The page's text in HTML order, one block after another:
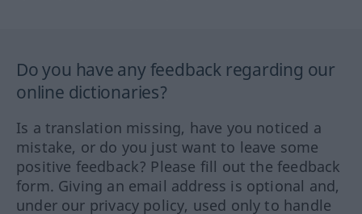
Do you have any feedback regarding our
online dictionaries?
Is a translation missing, have you noticed a
mistake, or do you just want to leave some
positive feedback? Please fill out the feedback
form. Giving an email address is optional and,
under our privacy policy, used only to handle